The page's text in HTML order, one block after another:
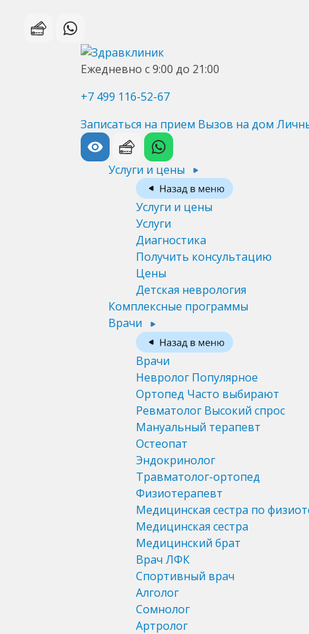
Ежедневно с 9:00 до 21:00
+7 499 116-52-67
Записаться на прием Вызов на дом
Услуги и цены
Услуги и цены
Услуги
Диагностика
Получить консультацию
Цены
Детская неврология
Комплексные программы
Врачи
Врачи
Невролог Популярное
Ортопед Часто выбирают
Ревматолог Высокий спрос
Мануальный терапевт
Остеопат
Эндокринолог
Травматолог-ортопед
Физиотерапевт
Медицинская сестра по
Медицинская сестра
Медицинский брат
Врач ЛФК
Спортивный врач
Алголог
Сомнолог
Артролог